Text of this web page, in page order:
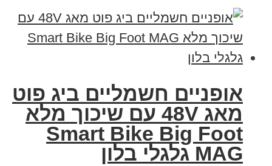
אופניים חשמליים ביג פוט
מאג 48V עם שיכוך מלא
Smart Bike Big Foot
MAG גלגלי בלון